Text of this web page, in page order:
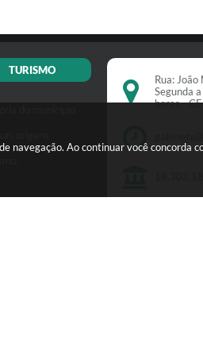
navegação. Ao continuar você concorda
TURISMO
Rua:
Segunda
horas -